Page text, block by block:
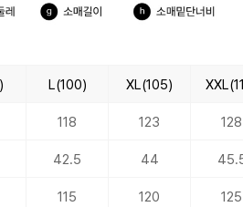
L(100) XL(105)
118 123 128
42.5 44
115 120 125